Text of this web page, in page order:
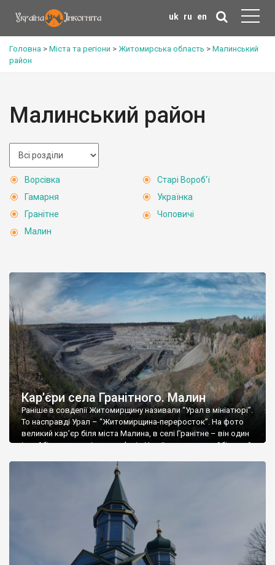
uk ru en
Головна > Міста та регіони > Житомирська область > Малинський
район
Малинський район
Ворсівка
Гамарня
Гранітне
Малин
Старі Вороб'ї
Українка
Чоповичі
Кар’єри села Гранітного. Малин
Раніше в совдепії Житомирщину називали “Урал в мініатюрі”.
То насправді Урал – “Житомирщина-переросток”. На фото
великий кар’єр біля міста Малина, в селі Гранітне – він один
із найбільших гранітних кар’єрів України, якщо не найбільший.
метрів. Для розробки гранітів недалеко від Малина у 1928